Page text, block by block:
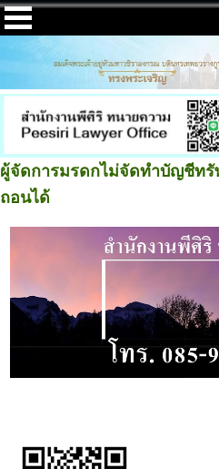
ผู้จัดการมรดกไม่จัดทำบัญชีท
ถอนได้